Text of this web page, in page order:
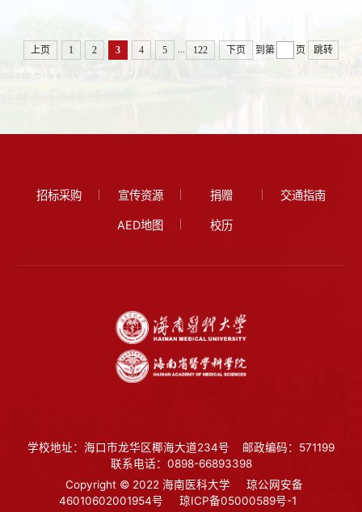
上页
1 2 3 4 5 ... 122 下页 到第 页 跳转
招标采购 宣传资源 捐赠 交通指南
AED地图 校历
学校地址：海口市龙华区椰海大道234号
邮政编码：571199
联系电话：0898-66893398
Copyright © 2022 海南医科大学
琼公网安备
46010602001954号
琼ICP备05000589号-1